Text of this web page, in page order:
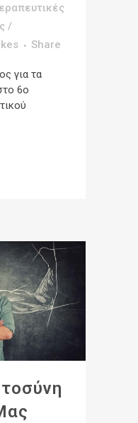
/
Share
για τα
6ο